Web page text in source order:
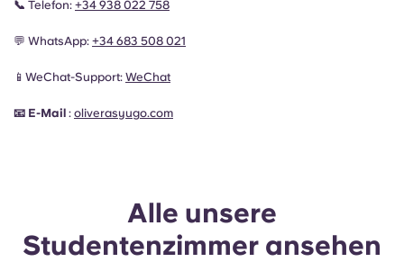
📞 Telefon: +34 938 022 758
💬 WhatsApp: +34 683 508 021
📱WeChat-Support: WeChat
📧 E-Mail : oliverasyugo.com
Alle unsere
Studentenzimmer ansehen